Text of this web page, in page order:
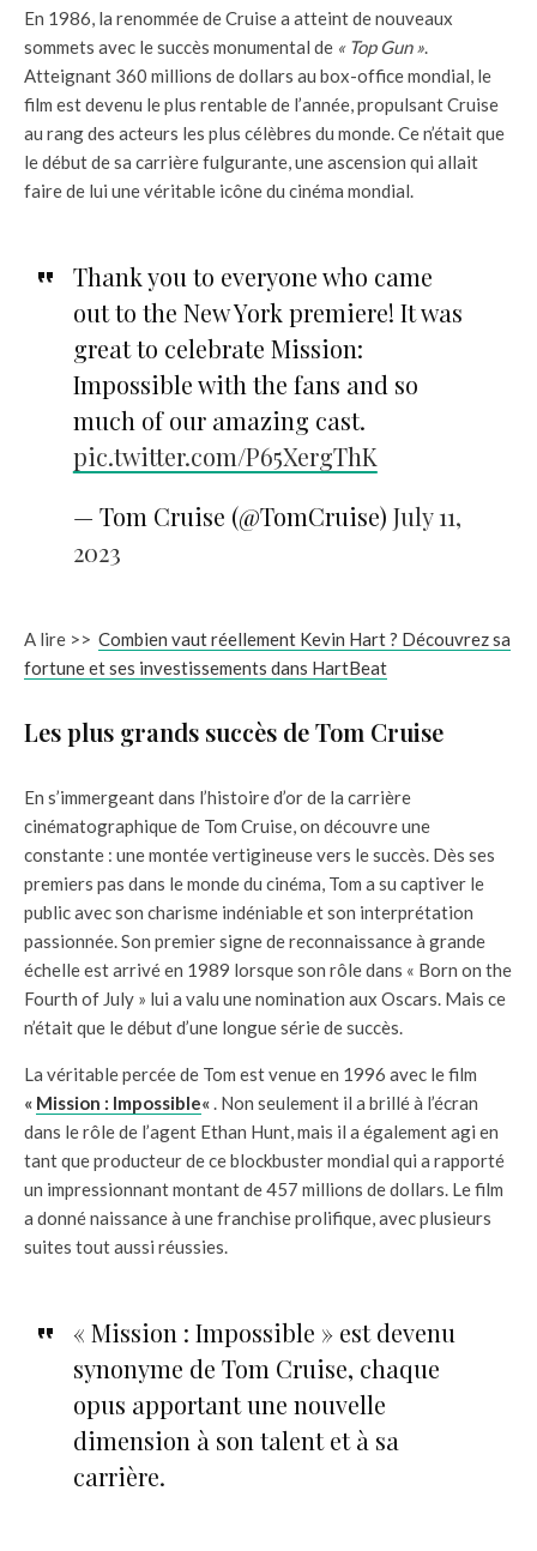
En 1986, la renommée de Cruise a atteint de nouveaux
sommets avec le succès monumental de « Top Gun ».
Atteignant 360 millions de dollars au box-office mondial, le
film est devenu le plus rentable de l’année, propulsant Cruise
au rang des acteurs les plus célèbres du monde. Ce n’était que
le début de sa carrière fulgurante, une ascension qui allait
faire de lui une véritable icône du cinéma mondial.
Thank you to everyone who came
out to the New York premiere! It was
great to celebrate Mission:
Impossible with the fans and so
much of our amazing cast.
pic.twitter.com/P65XergThK
— Tom Cruise (@TomCruise) July 11,
2023
A lire >> Combien vaut réellement Kevin Hart ? Découvrez sa
fortune et ses investissements dans HartBeat
Les plus grands succès de Tom Cruise
En s’immergeant dans l’histoire d’or de la carrière
cinématographique de Tom Cruise, on découvre une
constante : une montée vertigineuse vers le succès. Dès ses
premiers pas dans le monde du cinéma, Tom a su captiver le
public avec son charisme indéniable et son interprétation
passionnée. Son premier signe de reconnaissance à grande
échelle est arrivé en 1989 lorsque son rôle dans « Born on the
Fourth of July » lui a valu une nomination aux Oscars. Mais ce
n’était que le début d’une longue série de succès.
La véritable percée de Tom est venue en 1996 avec le film
« Mission : Impossible«. Non seulement il a brillé à l’écran
dans le rôle de l’agent Ethan Hunt, mais il a également agi en
tant que producteur de ce blockbuster mondial qui a rapporté
un impressionnant montant de 457 millions de dollars. Le film
a donné naissance à une franchise prolifique, avec plusieurs
suites tout aussi réussies.
« Mission : Impossible » est devenu
synonyme de Tom Cruise, chaque
opus apportant une nouvelle
dimension à son talent et à sa
carrière.